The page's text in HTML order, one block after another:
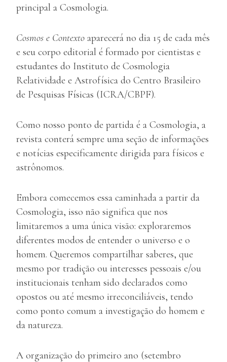
principal a Cosmologia.
Cosmos e Contexto aparecerá no dia 15 de cada mês
e seu corpo editorial é formado por cientistas e
estudantes do Instituto de Cosmologia
Relatividade e Astrofísica do Centro Brasileiro
de Pesquisas Físicas (ICRA/CBPF).
Como nosso ponto de partida é a Cosmologia, a
revista conterá sempre uma seção de informações
e notícias especificamente dirigida para físicos e
astrônomos.
Embora comecemos essa caminhada a partir da
Cosmologia, isso não significa que nos
limitaremos a uma única visão: exploraremos
diferentes modos de entender o universo e o
homem. Queremos compartilhar saberes, que
mesmo por tradição ou interesses pessoais e/ou
institucionais tenham sido declarados como
opostos ou até mesmo irreconciliáveis, tendo
como ponto comum a investigação do homem e
da natureza.
A organização do primeiro ano (setembro